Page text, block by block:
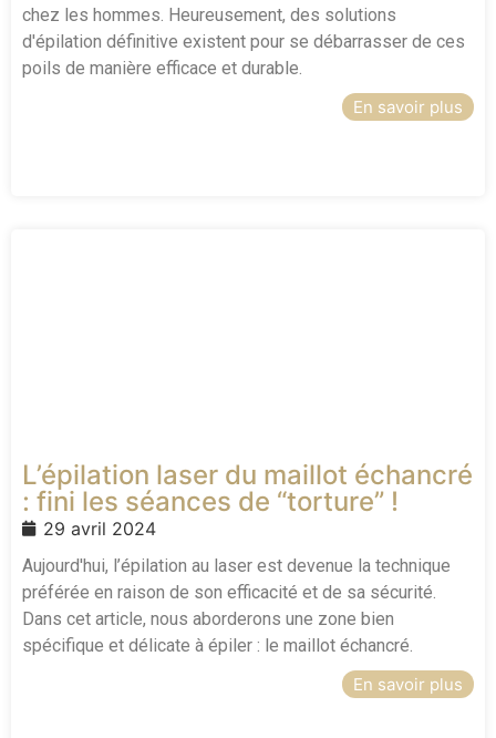
chez les hommes. Heureusement, des solutions
d'épilation définitive existent pour se débarrasser de ces
poils de manière efficace et durable.
En savoir plus
L’épilation laser du maillot échancré
: fini les séances de “torture” !
29 avril 2024
Aujourd'hui, l’épilation au laser est devenue la technique
préférée en raison de son efficacité et de sa sécurité.
Dans cet article, nous aborderons une zone bien
spécifique et délicate à épiler : le maillot échancré.
En savoir plus